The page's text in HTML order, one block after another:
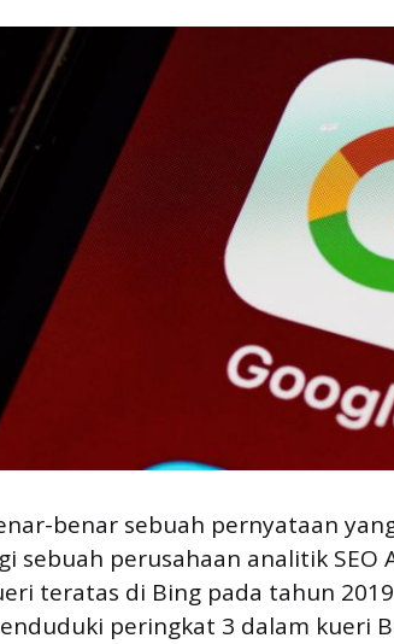
benar sebuah pernyataan
sebuah perusahaan analitik SEO
teratas di Bing pada tahun
peringkat 3 dalam kueri